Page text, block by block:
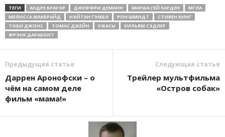
ТЕГИ АНДРЕ БРАУЭР ДЖЕФФРИ ДЕМАНН МАРША ГЕЙ ХАРДЕН
МГЛА
МЕЛИССА МАКБРАЙД
НЭЙТАН ГЭМБЛ РОН ШМИДТ
СТИВЕН КИНГ
ТОБИ ДЖОНС
ТОМАС ДЖЕЙН УЖАСЫ
УИЛЬЯМ СЭДЛЕР
ФРЭНК ДАРАБОНТ
Предыдущая статья
Даррен Аронофски – о
чём на самом деле
фильм «мама!»
Следующая статья
Трейлер мультфильма
«Остров собак»